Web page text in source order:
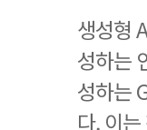
생성형
성하는
성하는
다. 이